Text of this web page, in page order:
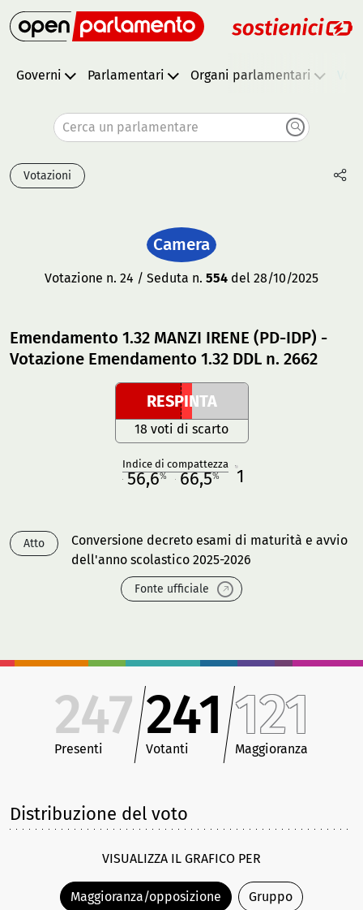
Governi Parlamentari Organi parlamentari
Cerca un parlamentare
Votazioni
Camera
Votazione n. 24 / Seduta n. 554 del 28/10/2025
Emendamento 1.32 MANZI IRENE (PD-IDP) -
Votazione Emendamento 1.32 DDL n. 2662
RESPINTA
18 voti di scarto
Indice di compattezza
56,6% 66,5% 1
Atto
Conversione decreto esami di maturità e avvio
dell'anno scolastico 2025-2026
Fonte ufficiale
247
Presenti
241
Votanti
121
Maggioranza
Distribuzione del voto
VISUALIZZA IL GRAFICO PER
Maggioranza/opposizione Gruppo